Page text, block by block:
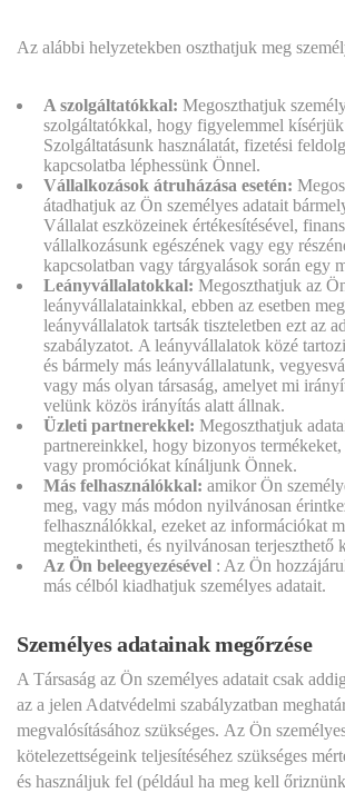
Az alábbi helyzetekben oszthatjuk meg
A szolgáltatókkal: Megoszthatjuk
szolgáltatókkal, hogy figyelemmel kísérjük
Szolgáltatásunk használatát, fizetési
kapcsolatba léphessünk Önnel.
Vállalkozások átruházása esetén:
átadhatjuk az Ön személyes adatait
Vállalat eszközeinek értékesítésével,
vállalkozásunk egészének vagy egy
kapcsolatban vagy tárgyalások során egy
Leányvállalatokkal: Megoszthatjuk az
leányvállalatainkkal, ebben az esetben
leányvállalatok tartsák tiszteletben ezt az
szabályzatot. A leányvállalatok közé
és bármely más leányvállalatunk,
vagy más olyan társaság, amelyet mi
velünk közös irányítás alatt állnak.
Üzleti partnerekkel: Megoszthatjuk
partnereinkkel, hogy bizonyos termékeket,
vagy promóciókat kínáljunk Önnek.
Más felhasználókkal: amikor Ön
meg, vagy más módon nyilvánosan
felhasználókkal, ezeket az információkat
megtekintheti, és nyilvánosan terjeszthető
Az Ön beleegyezésével : Az Ön
más célból kiadhatjuk személyes adatait.
Személyes adatainak megőrzése
A Társaság az Ön személyes adatait csak
az a jelen Adatvédelmi szabályzatban
megvalósításához szükséges. Az Ön
kötelezettségeink teljesítéséhez szükséges
és használjuk fel (például ha meg kell